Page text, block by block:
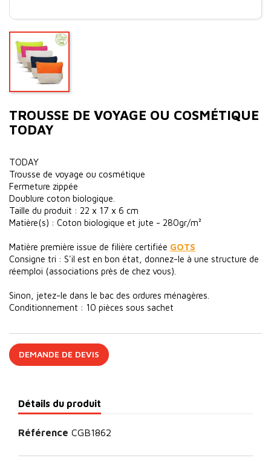
TROUSSE DE VOYAGE OU COSMÉTIQUE
TODAY
TODAY
Trousse de voyage ou cosmétique
Fermeture zippée
Doublure coton biologique.
Taille du produit : 22 x 17 x 6 cm
Matière(s) : Coton biologique et jute - 280gr/m²
Matière première issue de filière certifiée GOTS
Consigne tri : S'il est en bon état, donnez-le à une structure de
réemploi (associations près de chez vous).
Sinon, jetez-le dans le bac des ordures ménagères.
Conditionnement : 10 pièces sous sachet
DEMANDE DE DEVIS
Détails du produit
Référence CGB1862